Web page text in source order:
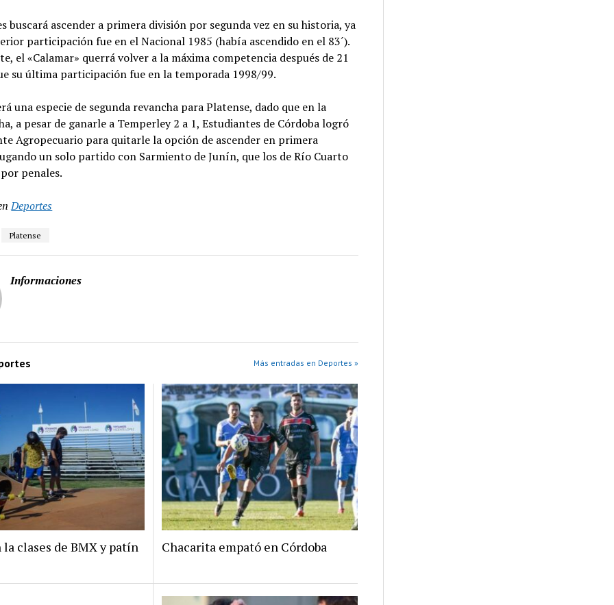
buscará ascender a primera división por segunda vez en su historia, ya
participación fue en el Nacional 1985 (había ascendido en el 83´).
el «Calamar» querrá volver a la máxima competencia después de 21
su última participación fue en la temporada 1998/99.
una especie de segunda revancha para Platense, dado que en la
a pesar de ganarle a Temperley 2 a 1, Estudiantes de Córdoba logró
Agropecuario para quitarle la opción de ascender en primera
un solo partido con Sarmiento de Junín, que los de Río Cuarto
penales.
Deportes
Platense
Informaciones
Más entradas en Deportes »
la clases de BMX y patín Chacarita empató en Córdoba